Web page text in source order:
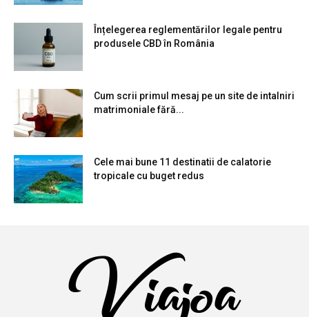
Înțelegerea reglementărilor legale pentru
produsele CBD în România
Cum scrii primul mesaj pe un site de intalniri
matrimoniale fără...
Cele mai bune 11 destinatii de calatorie
tropicale cu buget redus